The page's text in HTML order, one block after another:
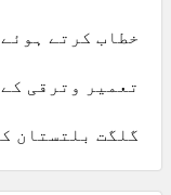
خطاب کرتے
تعمیر وترقی
گلگت بلتستان